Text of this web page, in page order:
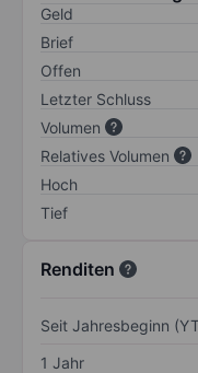
Geld
Brief
Offen
Letzter Schluss
Volumen
Relatives Volumen
Hoch
Tief
Renditen
Seit Jahresbeginn
1 Jahr